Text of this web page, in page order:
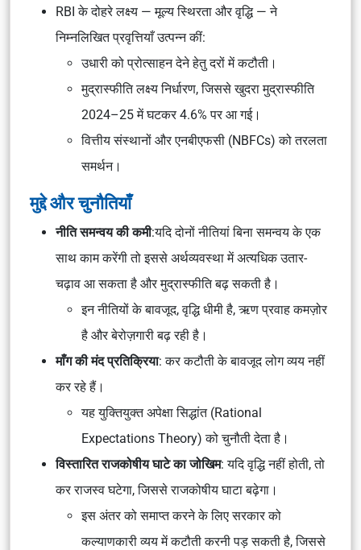
RBI के दोहरे लक्ष्य — मूल्य स्थिरता और वृद्धि — ने
निम्नलिखित प्रवृत्तियाँ उत्पन्न कीं:
उधारी को प्रोत्साहन देने हेतु दरों में कटौती।
मुद्रास्फीति लक्ष्य निर्धारण, जिससे खुदरा मुद्रास्फीति
2024–25 में घटकर 4.6% पर आ गई।
वित्तीय संस्थानों और एनबीएफसी (NBFCs) को तरलता
समर्थन।
मुद्दे और चुनौतियाँ
नीति समन्वय की कमी:यदि दोनों नीतियां बिना समन्वय के एक
साथ काम करेंगी तो इससे अर्थव्यवस्था में अत्यधिक उतार-
चढ़ाव आ सकता है और मुद्रास्फीति बढ़ सकती है।
इन नीतियों के बावजूद, वृद्धि धीमी है, ऋण प्रवाह कमज़ोर
है और बेरोज़गारी बढ़ रही है।
माँग की मंद प्रतिक्रिया: कर कटौती के बावजूद लोग व्यय नहीं
कर रहे हैं।
यह युक्तियुक्त अपेक्षा सिद्धांत (Rational
Expectations Theory) को चुनौती देता है।
विस्तारित राजकोषीय घाटे का जोखिम: यदि वृद्धि नहीं होती, तो
कर राजस्व घटेगा, जिससे राजकोषीय घाटा बढ़ेगा।
इस अंतर को समाप्त करने के लिए सरकार को
कल्याणकारी व्यय में कटौती करनी पड़ सकती है, जिससे